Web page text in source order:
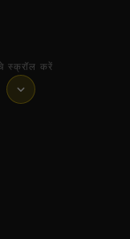
स्क्रॉल करें